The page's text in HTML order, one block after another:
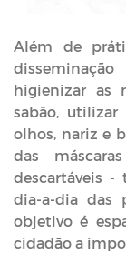
Além de
higienizar as
sabão,
olhos, nariz e
das
descartáveis
dia-a-dia das
objetivo é
cidadão a